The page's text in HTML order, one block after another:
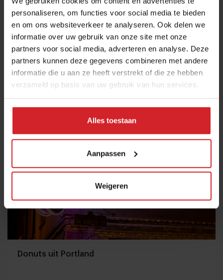
personaliseren, om functies voor social media te bieden
en om ons websiteverkeer te analyseren. Ook delen we
informatie over uw gebruik van onze site met onze
partners voor social media, adverteren en analyse. Deze
partners kunnen deze gegevens combineren met andere
informatie die u aan ze heeft verstrekt of die ze hebben
verzameld op basis van uw gebruik van hun services.
Alles toestaan
Aanpassen
Weigeren
Plasticvrij Amsterdam
Pop-up supermarkt met 700 plasticvrije producten
1 maart 2018 | 2 min
Donuts uit Portland